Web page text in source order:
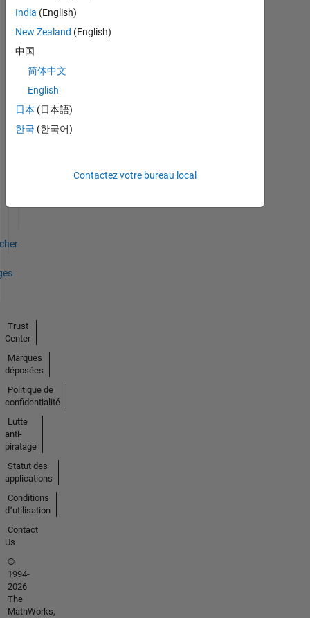
Exchange
Badges
First Review
India (English)
New Zealand (English)
中国
简体中文
English
日本 (日本語)
한국 (한국어)
Contactez votre bureau local
Trust
Center
Marques
déposées
Politique de
confidentialité
Lutte
anti-
piratage
Statut des
applications
Conditions
d՚utilisation
Contact
Us
©
1994-
2026
The
MathWorks,